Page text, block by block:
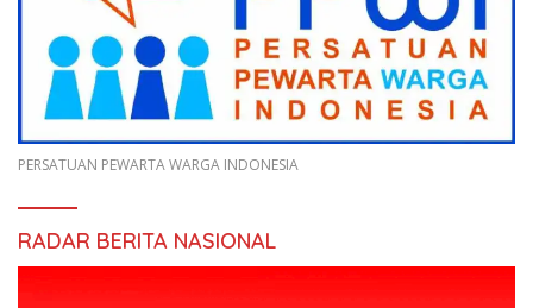
PERSATUAN PEWARTA WARGA INDONESIA
RADAR BERITA NASIONAL